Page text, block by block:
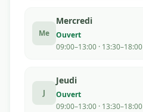
Me
Mercredi
Ouvert
09:00–13:00 · 13:30–18:00
J
Jeudi
Ouvert
09:00–13:00 · 13:30–18:00